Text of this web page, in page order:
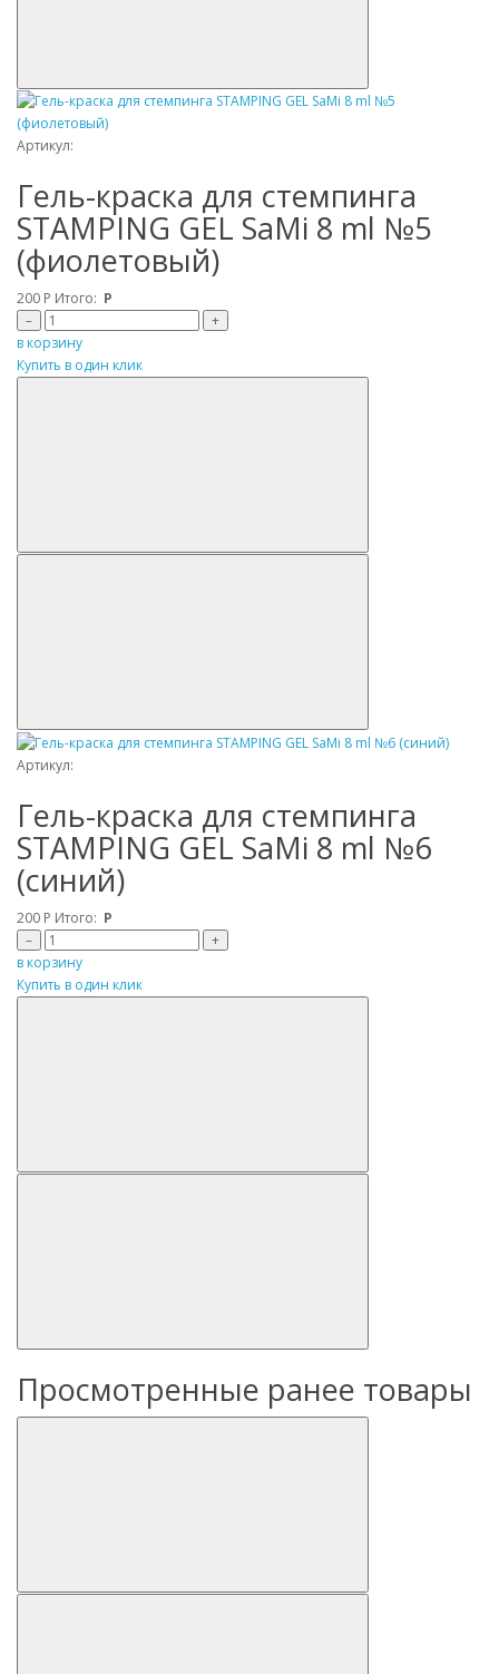
Артикул:
Гель-краска для стемпинга
STAMPING GEL SaMi 8 ml №5
(фиолетовый)
200 Р Итого: Р
–
+
в корзину
Купить в один клик
Артикул:
Гель-краска для стемпинга
STAMPING GEL SaMi 8 ml №6
(синий)
200 Р Итого: Р
–
+
в корзину
Купить в один клик
Просмотренные ранее товары